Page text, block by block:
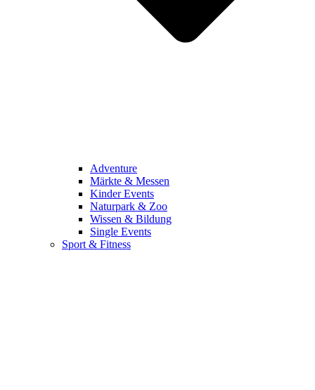
Adventure
Märkte & Messen
Kinder Events
Naturpark & Zoo
Wissen & Bildung
Single Events
Sport & Fitness